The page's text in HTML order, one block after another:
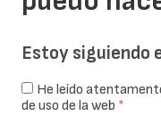
Estoy siguiendo
He leído
de uso de la web *